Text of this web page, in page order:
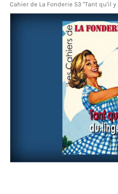
Cahier de La Fonderie 53 "Tant qu'il